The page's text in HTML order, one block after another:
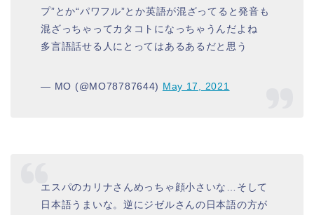
プ”とか“パワフル”とか英語が混ざってると発音も
混ざっちゃってカタコトになっちゃうんだよね
多言語話せる人にとってはあるあるだと思う
— MO (@MO78787644) May 17, 2021
エスパのカリナさんめっちゃ顔小さいな…そして
日本語うまいな。逆にジゼルさんの日本語の方が